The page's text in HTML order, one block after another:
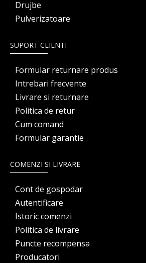
Drujbe
Pulverizatoare
SUPORT CLIENTI
Formular returnare produs
Intrebari frecvente
Livrare si returnare
Politica de retur
Cum comand
Formular garantie
COMENZI SI LIVRARE
Cont de gospodar
Autentificare
Istoric comenzi
Politica de livrare
Puncte recompensa
Producatori